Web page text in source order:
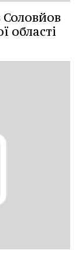
області